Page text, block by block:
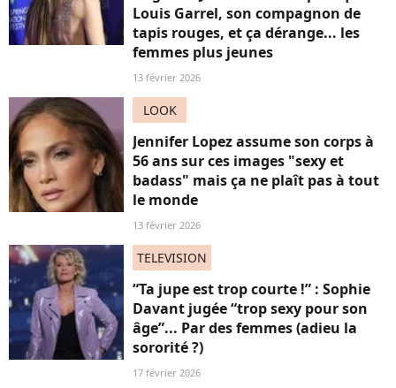
Louis Garrel, son compagnon de
tapis rouges, et ça dérange... les
femmes plus jeunes
13 février 2026
LOOK
Jennifer Lopez assume son corps à
56 ans sur ces images "sexy et
badass" mais ça ne plaît pas à tout
le monde
13 février 2026
TELEVISION
“Ta jupe est trop courte !” : Sophie
Davant jugée “trop sexy pour son
âge”... Par des femmes (adieu la
sororité ?)
17 février 2026